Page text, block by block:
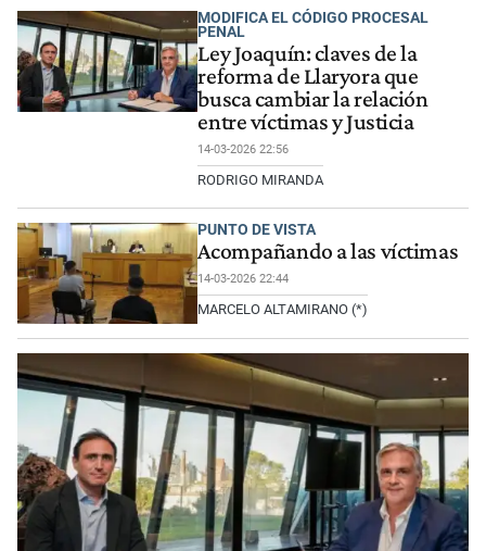
MODIFICA EL CÓDIGO PROCESAL
PENAL
Ley Joaquín: claves de la
reforma de Llaryora que
busca cambiar la relación
entre víctimas y Justicia
14-03-2026 22:56
RODRIGO MIRANDA
PUNTO DE VISTA
Acompañando a las víctimas
14-03-2026 22:44
MARCELO ALTAMIRANO (*)